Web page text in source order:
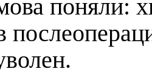
поняли: